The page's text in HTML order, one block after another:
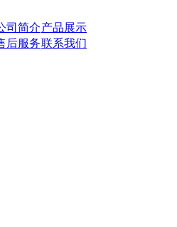
司简介产品展示
后服务联系我们